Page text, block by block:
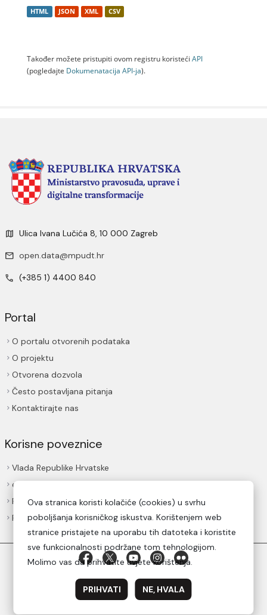
HTML JSON XML CSV
Također možete pristupiti ovom registru koristeći API
(pogledajte Dokumenаtаcijа API-jа).